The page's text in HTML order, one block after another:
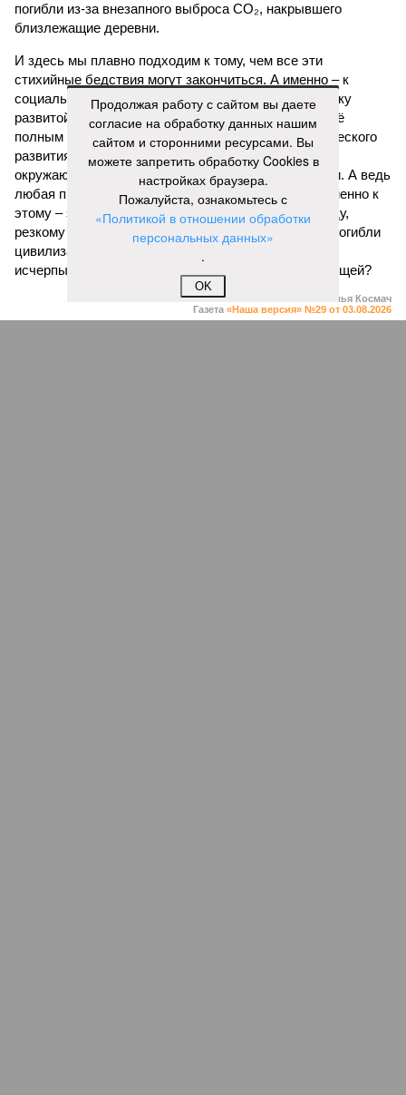
погибли из-за внезапного выброса CO₂, накрывшего
близлежащие деревни.
И здесь мы плавно подходим к тому, чем все эти
стихийные бедствия могут закончиться. А именно – к
социальному коллапсу, то есть фактическому упадку
развитой цивилизации, зачастую с последующим её
полным уничтожением. Среди причин такого трагического
развития событий учёные называют деградацию
окружающей среды, истощение ресурсов и болезни. А ведь
любая природная катастрофа непременно ведёт именно к
этому – экономическому кризису, эпидемиям, голоду,
резкому сокращению численности населения. Так погибли
цивилизации шумеров, майя, кхмеров – список не
исчерпывающий. Какая цивилизация будет следующей?
Илья Космач
Газета «Наша версия» №29 от 03.08.2026
Опубликовано:05.08.2026 13:00
Продолжая работу с сайтом вы даете
согласие на обработку данных нашим
сайтом и сторонними ресурсами. Вы
можете запретить обработку Cookies в
настройках браузера.
Пожалуйста, ознакомьтесь с
«Политикой в отношении обработки
персональных данных»
.
OK